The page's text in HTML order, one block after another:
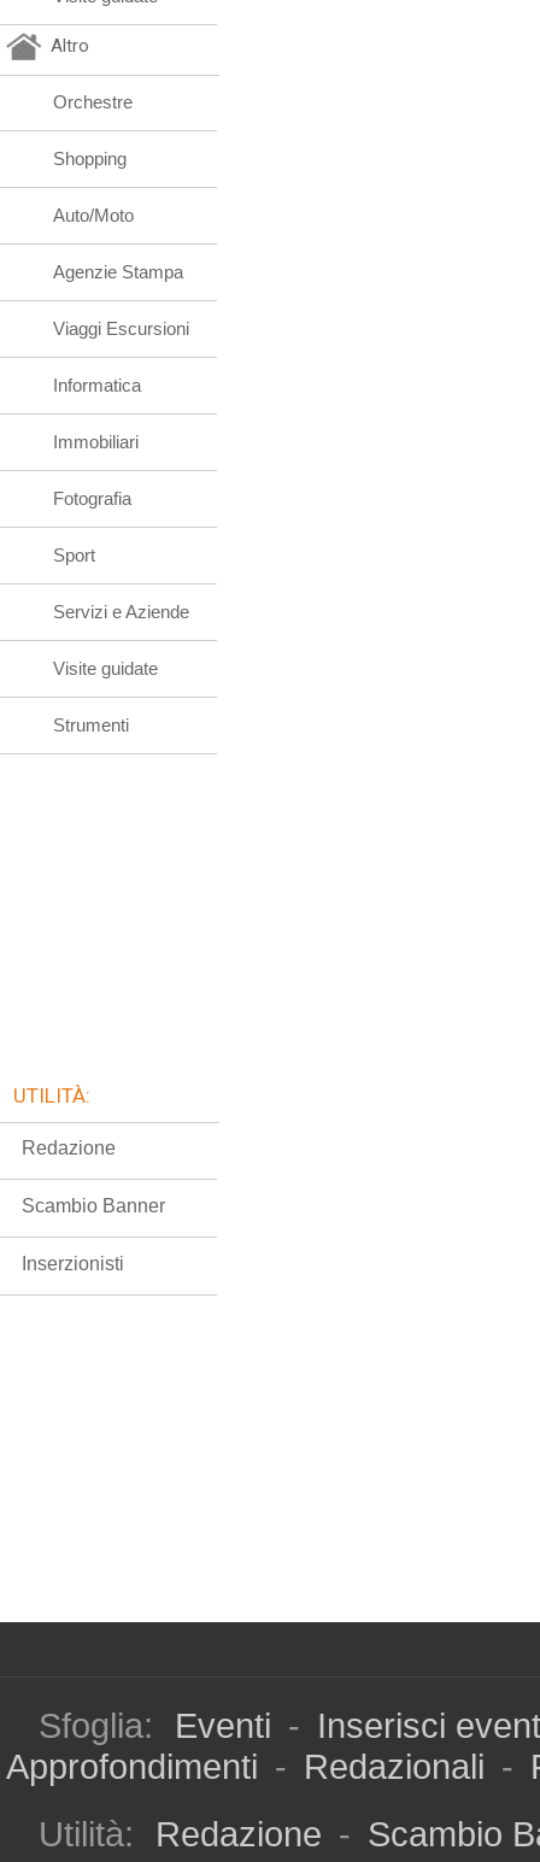
Altro
Orchestre
Shopping
Auto/Moto
Agenzie Stampa
Viaggi Escursioni
Informatica
Immobiliari
Fotografia
Sport
Servizi e Aziende
Visite guidate
Strumenti
UTILITÀ:
Redazione
Scambio Banner
Inserzionisti
Sfoglia: Eventi - Inserisci
Approfondimenti - Redazionali -
Utilità:
Redazione - Scambio